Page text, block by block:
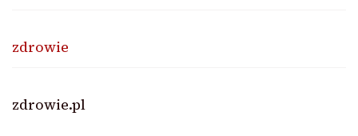
zdrowie
zdrowie.pl